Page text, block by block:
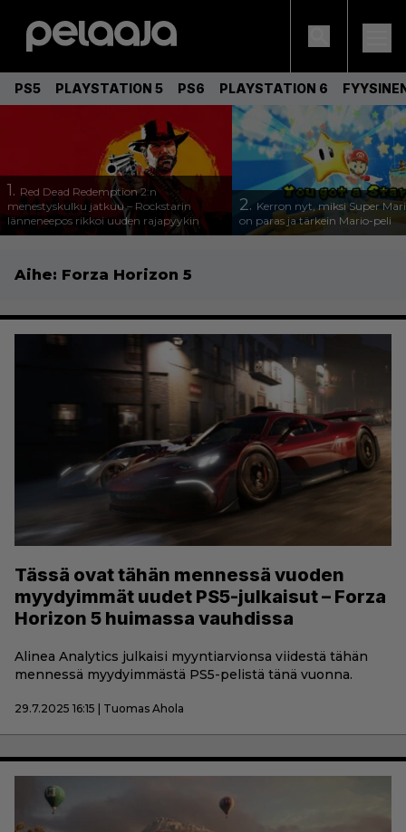
PS5 PLAYSTATION 5 PS6 PLAYSTATION 6
1. Red Dead Redemption 2:n
menestyskulku jatkuu – Rockstarin
länneneepos rikkoi uuden rajapyykin
2. Kerron nyt, miksi Super
on paras ja tärkein Mario-peli
Aihe: Forza Horizon 5
Tässä ovat tähän mennessä vuoden
myydyimmät uudet PS5-julkaisut – Forza
Horizon 5 huimassa vauhdissa
Alinea Analytics julkaisi myyntiarvionsa viidestä tähän
mennessä myydyimmästä PS5-pelistä tänä vuonna.
29.7.2025 16:15 | Tuomas Ahola